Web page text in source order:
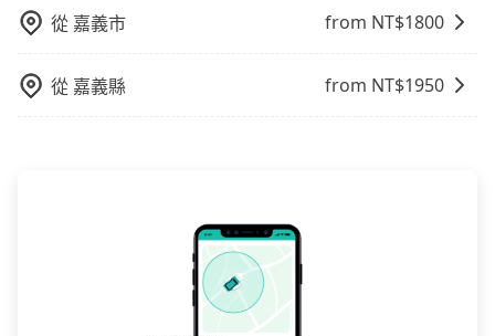
從 嘉義市 from NT$1800
從 嘉義縣 from NT$1950